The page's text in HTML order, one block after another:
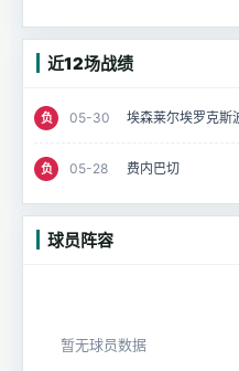
近12场战绩
负 05-30
负 05-28 费内巴切
球员阵容
暂无球员数据